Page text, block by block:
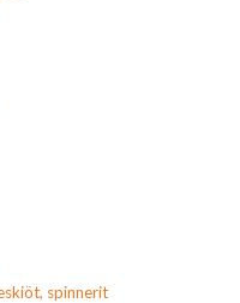
spinnerit